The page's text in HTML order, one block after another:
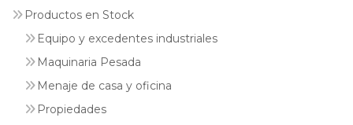
Productos en Stock
Equipo y excedentes industriales
Maquinaria Pesada
Menaje de casa y oficina
Propiedades